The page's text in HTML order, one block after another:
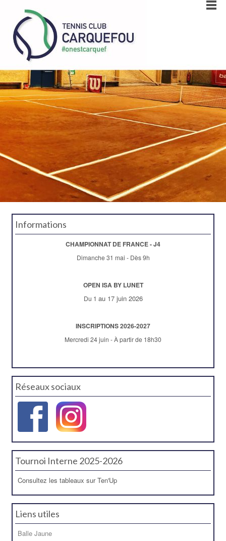
Informations
CHAMPIONNAT DE FRANCE - J4
Dimanche 31 mai - Dès 9h
OPEN ISA BY LUNET
Du 1 au 17 juin 2026
INSCRIPTIONS 2026-2027
Mercredi 24 juin - À partir de 18h30
Réseaux sociaux
Tournoi Interne 2025-2026
Consultez les tableaux sur Ten'Up
Liens utiles
Balle Jaune